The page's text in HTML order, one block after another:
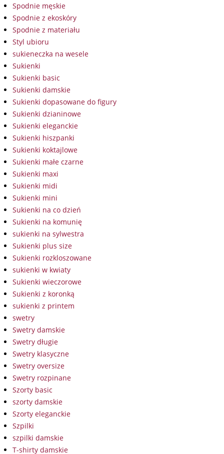
Spodnie męskie
Spodnie z ekoskóry
Spodnie z materiału
Styl ubioru
sukieneczka na wesele
Sukienki
Sukienki basic
Sukienki damskie
Sukienki dopasowane do figury
Sukienki dzianinowe
Sukienki eleganckie
Sukienki hiszpanki
Sukienki koktajlowe
Sukienki małe czarne
Sukienki maxi
Sukienki midi
Sukienki mini
Sukienki na co dzień
Sukienki na komunię
sukienki na sylwestra
Sukienki plus size
Sukienki rozkloszowane
sukienki w kwiaty
Sukienki wieczorowe
Sukienki z koronką
sukienki z printem
swetry
Swetry damskie
Swetry długie
Swetry klasyczne
Swetry oversize
Swetry rozpinane
Szorty basic
szorty damskie
Szorty eleganckie
Szpilki
szpilki damskie
T-shirty damskie